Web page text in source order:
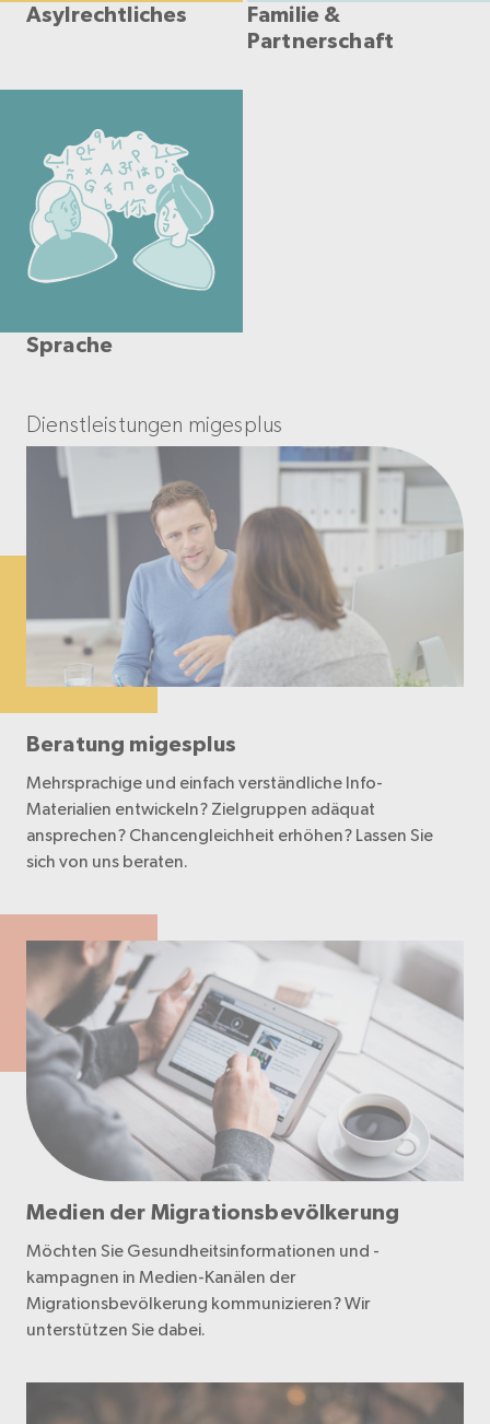
Asylrechtliches
Familie &
Partnerschaft
Sprache
Dienstleistungen migesplus
Beratung migesplus
Mehrsprachige und einfach verständliche Info-
Materialien entwickeln? Zielgruppen adäquat
ansprechen? Chancengleichheit erhöhen? Lassen Sie
sich von uns beraten.
Medien der Migrationsbevölkerung
Möchten Sie Gesundheitsinformationen und -
kampagnen in Medien-Kanälen der
Migrationsbevölkerung kommunizieren? Wir
unterstützen Sie dabei.